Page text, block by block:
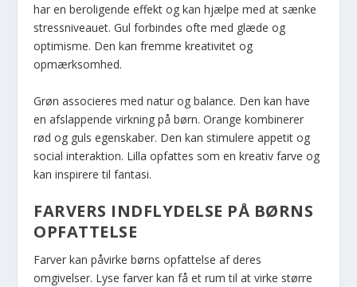
har en beroligende effekt og kan hjælpe med at sænke
stressniveauet. Gul forbindes ofte med glæde og
optimisme. Den kan fremme kreativitet og
opmærksomhed.
Grøn associeres med natur og balance. Den kan have
en afslappende virkning på børn. Orange kombinerer
rød og guls egenskaber. Den kan stimulere appetit og
social interaktion. Lilla opfattes som en kreativ farve og
kan inspirere til fantasi.
FARVERS INDFLYDELSE PÅ BØRNS
OPFATTELSE
Farver kan påvirke børns opfattelse af deres
omgivelser. Lyse farver kan få et rum til at virke større